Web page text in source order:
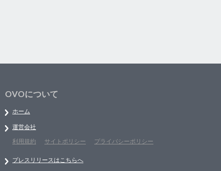
OVOについて
ホーム
運営会社
利用規約
サイトポリシー プライバシーポリシー
プレスリリースはこちらへ